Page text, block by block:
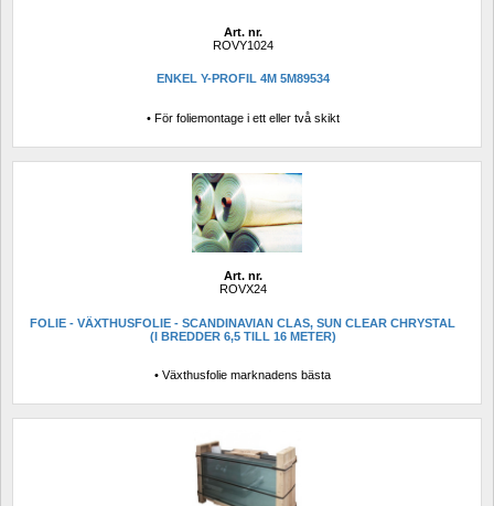
Art. nr.
ROVY1024
ENKEL Y-PROFIL 4M 5M89534
• För foliemontage i ett eller två skikt
Art. nr.
ROVX24
FOLIE - VÄXTHUSFOLIE - SCANDINAVIAN CLAS, SUN CLEAR CHRYSTAL
(I BREDDER 6,5 TILL 16 METER)
• Växthusfolie marknadens bästa